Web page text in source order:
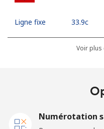
Ligne fixe ⁦33.9c⁩
⁦66.9c⁩
Mobile
Voir plus
Numérotation